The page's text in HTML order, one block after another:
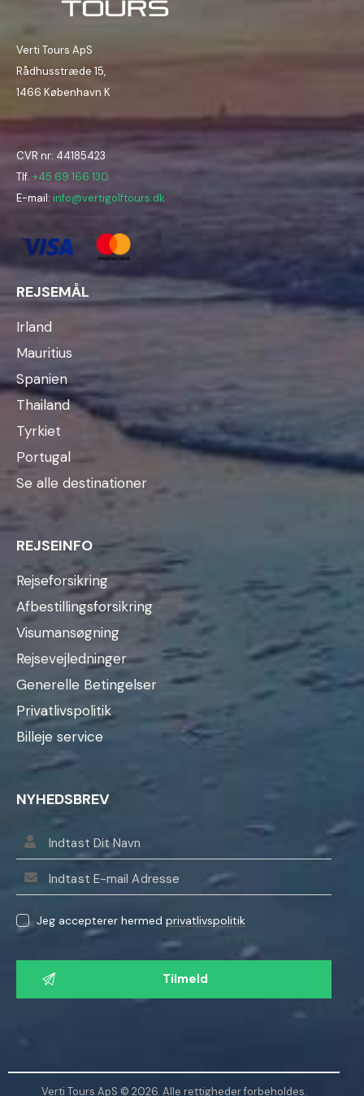
Verti Tours ApS
Rådhusstræde 15,
1466 København K
CVR nr: 44185423
Tlf. +45 69 166 130
E-mail: info@vertigolftours.dk
REJSEMÅL
Irland
Mauritius
Spanien
Thailand
Tyrkiet
Portugal
Se alle destinationer
REJSEINFO
Rejseforsikring
Afbestillingsforsikring
Visumansøgning
Rejsevejledninger
Generelle Betingelser
Privatlivspolitik
Billeje service
NYHEDSBREV
Jeg accepterer hermedprivatlivspolitik
L
d
Verti Tours ApS © 2026. Alle rettigheder forbeholdes.